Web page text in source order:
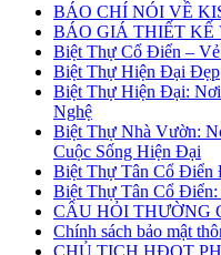
BÁO CHÍ NÓI VỀ
BÁO GIÁ THIẾT KẾ
Biệt Thự Cổ Điển –
Biệt Thự Hiện Đại Đẹp
Biệt Thự Hiện Đại:
Nghệ
Biệt Thự Nhà Vườn:
Cuộc Sống Hiện Đại
Biệt Thự Tân Cổ Điển
Biệt Thự Tân Cổ
CÂU HỎI THƯỜNG
Chính sách bảo mật
CHỦ TỊCH HĐQT